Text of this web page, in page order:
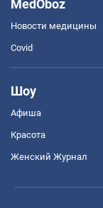
MedOboz
Новости медицины
Covid
Шоу
Афиша
Красота
Женский Журнал